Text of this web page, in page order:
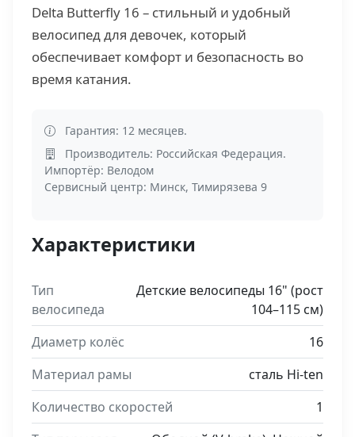
Delta Butterfly 16 – стильный и удобный
велосипед для девочек, который
обеспечивает комфорт и безопасность во
время катания.
Гарантия: 12 месяцев.
Производитель: Российская Федерация.
Импортёр: Велодом
Сервисный центр: Минск, Тимирязева 9
Характеристики
Тип
велосипеда
Детские велосипеды 16" (рост
104–115 см)
Диаметр колёс
16
Материал рамы
сталь Hi-ten
Количество скоростей
1